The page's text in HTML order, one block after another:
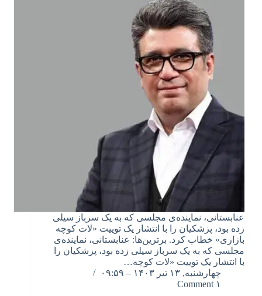
عنابستانی، نماینده‌ی مجلسی که به یک سرباز سیلی
زده بود، پزشکیان را با انتشار یک توییت «لات کوچه
بازاری» خطاب کرد. برترین‌ها: عنابستانی، نماینده‌ی
مجلسی که به یک سرباز سیلی زده بود، پزشکیان را
با انتشار یک توییت «لات کوچه…
چهارشنبه, ۱۳ تیر ۱۴۰۳ – ۰۹:۵۹
۱ Comment